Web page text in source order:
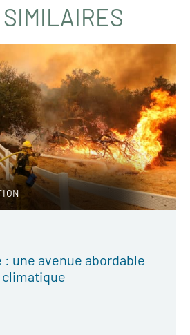
une avenue abordable